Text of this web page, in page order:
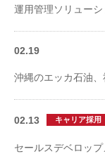
運用管理ソリューシ
02.19
沖縄のエッカ石油
02.13 キャリア採用
セールスデベロッ